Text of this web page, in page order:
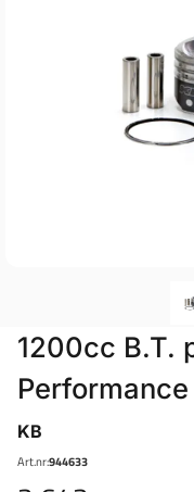
1200cc B.T.
Performance
KB
Art.nr:944633